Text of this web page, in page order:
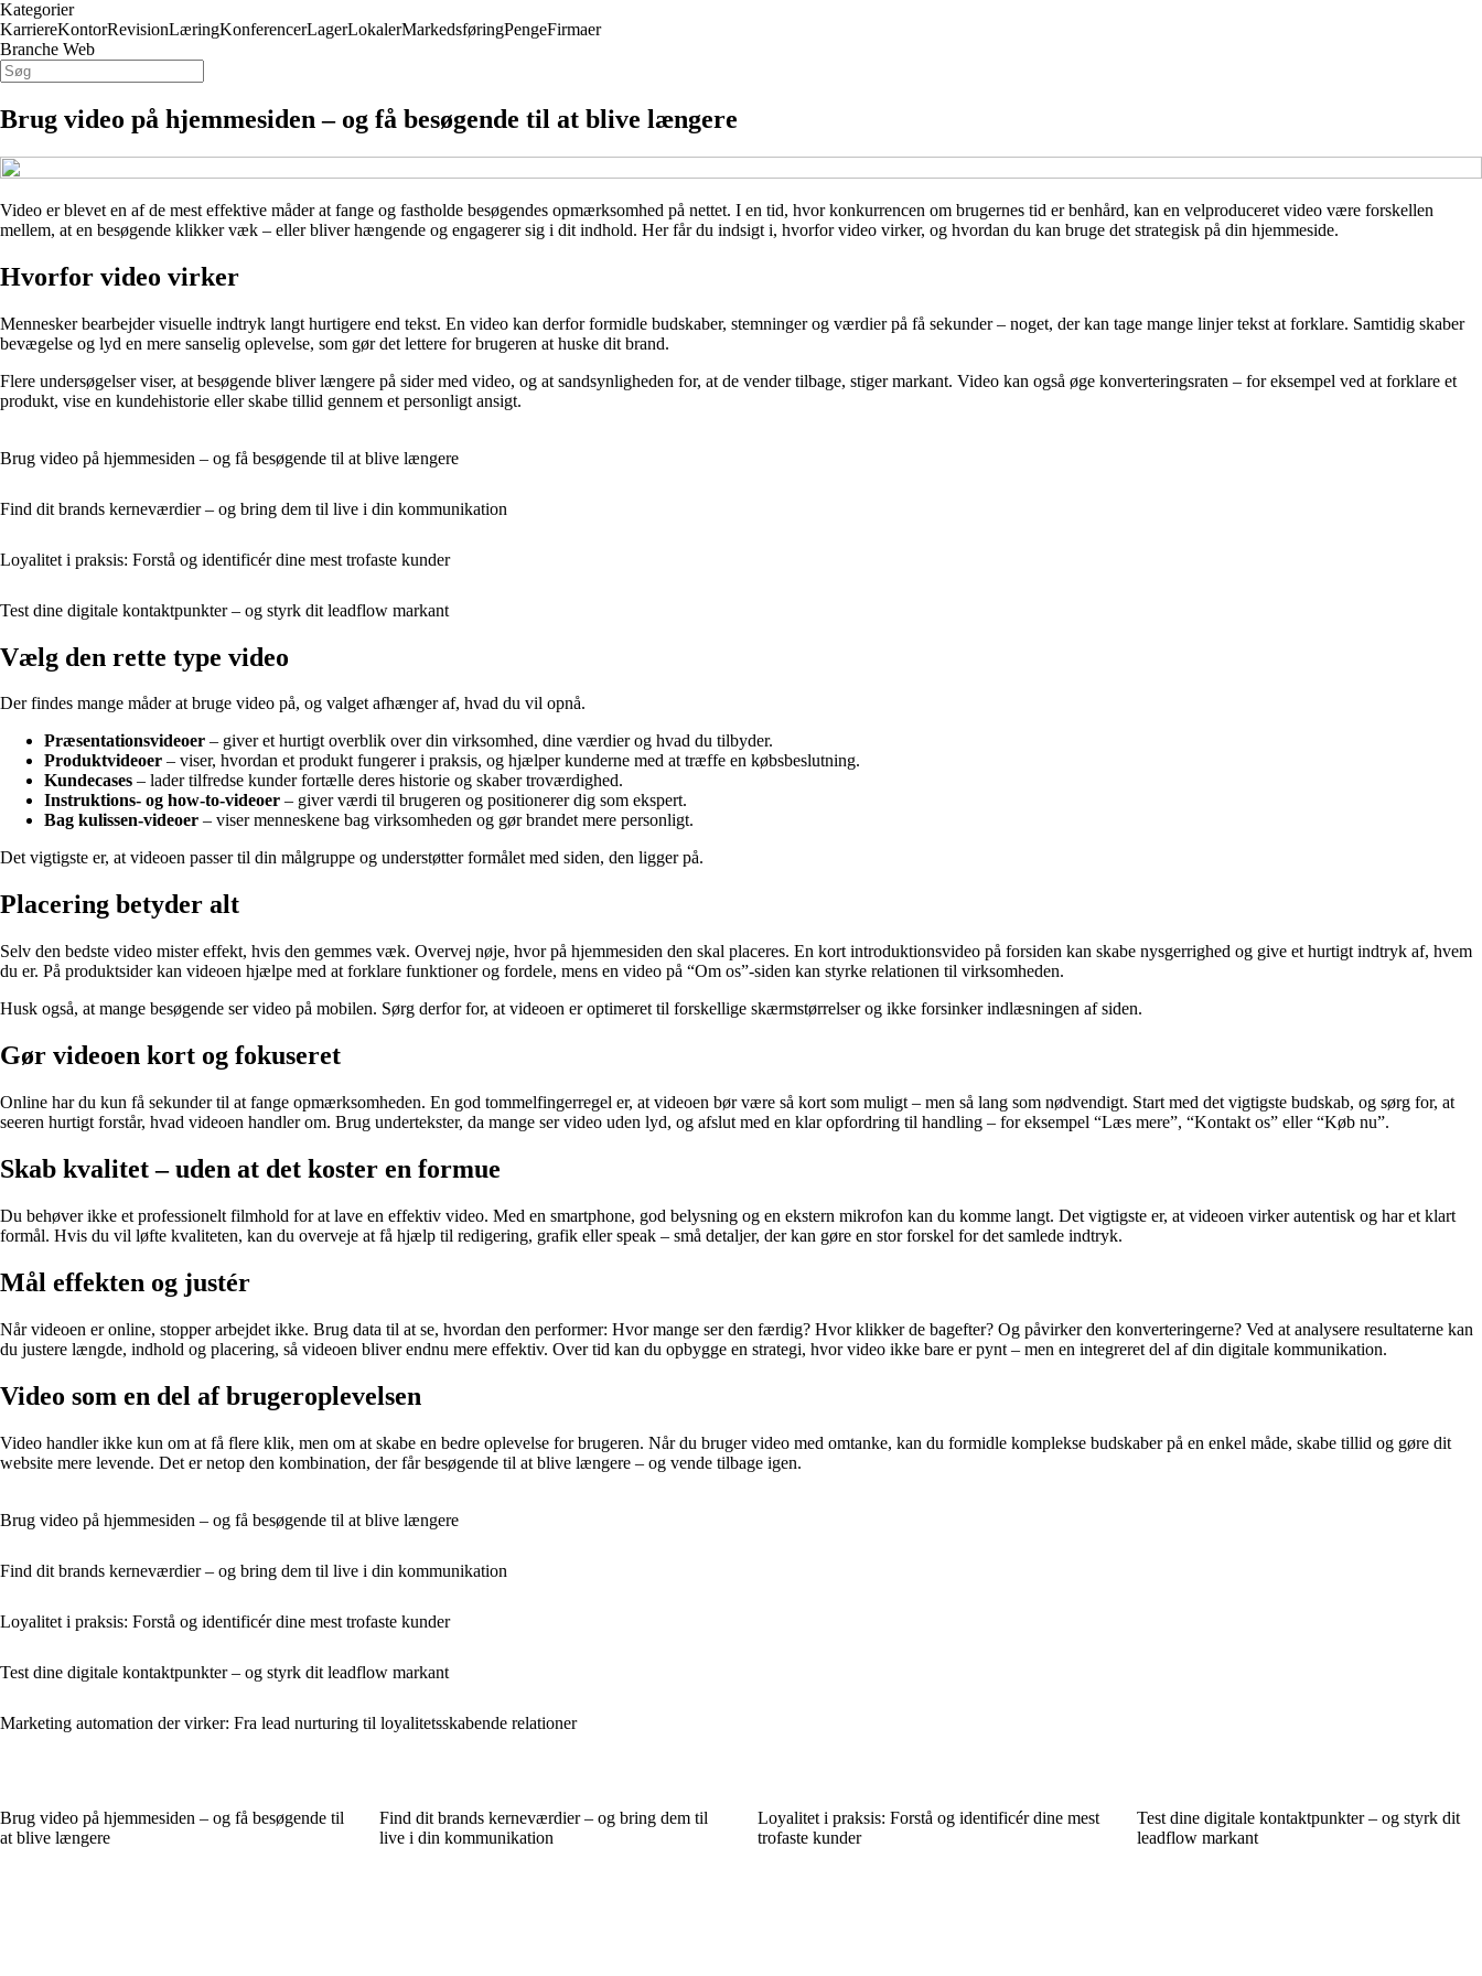
Kategorier
KarriereKontorRevisionLæringKonferencerLagerLokalerMarkedsføringPengeFirmaer
Branche Web
Brug video på hjemmesiden – og få besøgende til at blive længere
Video er blevet en af de mest effektive måder at fange og fastholde besøgendes opmærksomhed på nettet. I en tid, hvor konkurrencen om brugernes tid er benhård, kan en velproduceret video være forskellen
mellem, at en besøgende klikker væk – eller bliver hængende og engagerer sig i dit indhold. Her får du indsigt i, hvorfor video virker, og hvordan du kan bruge det strategisk på din hjemmeside.
Hvorfor video virker
Mennesker bearbejder visuelle indtryk langt hurtigere end tekst. En video kan derfor formidle budskaber, stemninger og værdier på få sekunder – noget, der kan tage mange linjer tekst at forklare. Samtidig skaber
bevægelse og lyd en mere sanselig oplevelse, som gør det lettere for brugeren at huske dit brand.
Flere undersøgelser viser, at besøgende bliver længere på sider med video, og at sandsynligheden for, at de vender tilbage, stiger markant. Video kan også øge konverteringsraten – for eksempel ved at forklare et
produkt, vise en kundehistorie eller skabe tillid gennem et personligt ansigt.
Brug video på hjemmesiden – og få besøgende til at blive længere
Find dit brands kerneværdier – og bring dem til live i din kommunikation
Loyalitet i praksis: Forstå og identificér dine mest trofaste kunder
Test dine digitale kontaktpunkter – og styrk dit leadflow markant
Vælg den rette type video
Der findes mange måder at bruge video på, og valget afhænger af, hvad du vil opnå.
Præsentationsvideoer – giver et hurtigt overblik over din virksomhed, dine værdier og hvad du tilbyder.
Produktvideoer – viser, hvordan et produkt fungerer i praksis, og hjælper kunderne med at træffe en købsbeslutning.
Kundecases – lader tilfredse kunder fortælle deres historie og skaber troværdighed.
Instruktions- og how-to-videoer – giver værdi til brugeren og positionerer dig som ekspert.
Bag kulissen-videoer – viser menneskene bag virksomheden og gør brandet mere personligt.
Det vigtigste er, at videoen passer til din målgruppe og understøtter formålet med siden, den ligger på.
Placering betyder alt
Selv den bedste video mister effekt, hvis den gemmes væk. Overvej nøje, hvor på hjemmesiden den skal placeres. En kort introduktionsvideo på forsiden kan skabe nysgerrighed og give et hurtigt indtryk af, hvem
du er. På produktsider kan videoen hjælpe med at forklare funktioner og fordele, mens en video på “Om os”-siden kan styrke relationen til virksomheden.
Husk også, at mange besøgende ser video på mobilen. Sørg derfor for, at videoen er optimeret til forskellige skærmstørrelser og ikke forsinker indlæsningen af siden.
Gør videoen kort og fokuseret
Online har du kun få sekunder til at fange opmærksomheden. En god tommelfingerregel er, at videoen bør være så kort som muligt – men så lang som nødvendigt. Start med det vigtigste budskab, og sørg for, at
seeren hurtigt forstår, hvad videoen handler om. Brug undertekster, da mange ser video uden lyd, og afslut med en klar opfordring til handling – for eksempel “Læs mere”, “Kontakt os” eller “Køb nu”.
Skab kvalitet – uden at det koster en formue
Du behøver ikke et professionelt filmhold for at lave en effektiv video. Med en smartphone, god belysning og en ekstern mikrofon kan du komme langt. Det vigtigste er, at videoen virker autentisk og har et klart
formål. Hvis du vil løfte kvaliteten, kan du overveje at få hjælp til redigering, grafik eller speak – små detaljer, der kan gøre en stor forskel for det samlede indtryk.
Mål effekten og justér
Når videoen er online, stopper arbejdet ikke. Brug data til at se, hvordan den performer: Hvor mange ser den færdig? Hvor klikker de bagefter? Og påvirker den konverteringerne? Ved at analysere resultaterne kan
du justere længde, indhold og placering, så videoen bliver endnu mere effektiv. Over tid kan du opbygge en strategi, hvor video ikke bare er pynt – men en integreret del af din digitale kommunikation.
Video som en del af brugeroplevelsen
Video handler ikke kun om at få flere klik, men om at skabe en bedre oplevelse for brugeren. Når du bruger video med omtanke, kan du formidle komplekse budskaber på en enkel måde, skabe tillid og gøre dit
website mere levende. Det er netop den kombination, der får besøgende til at blive længere – og vende tilbage igen.
Brug video på hjemmesiden – og få besøgende til at blive længere
Find dit brands kerneværdier – og bring dem til live i din kommunikation
Loyalitet i praksis: Forstå og identificér dine mest trofaste kunder
Test dine digitale kontaktpunkter – og styrk dit leadflow markant
Marketing automation der virker: Fra lead nurturing til loyalitetsskabende relationer
Brug video på hjemmesiden – og få besøgende til
at blive længere
Find dit brands kerneværdier – og bring dem til
live i din kommunikation
Loyalitet i praksis: Forstå og identificér dine mest
trofaste kunder
Test dine digitale kontaktpunkter – og styrk dit
leadflow markant